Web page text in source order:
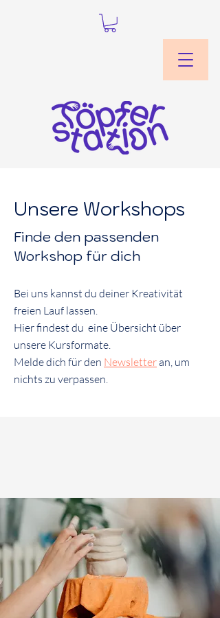
Unsere Workshops
Finde den passenden
Workshop für dich
Bei uns kannst du deiner Kreativität
freien Lauf lassen.
Hier findest du eine Übersicht über
unsere Kursformate.
Melde dich für den Newsletteran, um
nichts zu verpassen.